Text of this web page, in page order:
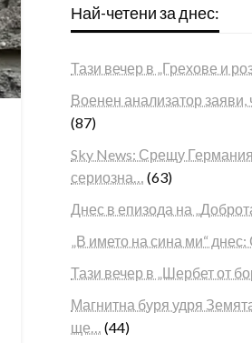
Най-четени за днес:
Тази вечер в „Грехове и
Военен анализатор заяви,
(87)
Sky News: Срещу
сериозна…
(63)
Днес в епизода на
„В името на сина ми“ днес:
Тази вечер в „Шербет от
Магнитна буря удря
ще…
(44)